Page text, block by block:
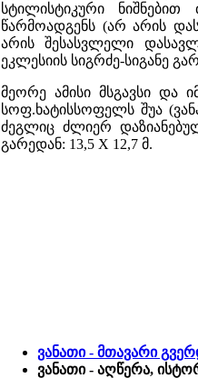
სტილისტიკური
წარმოადგენს (არ არის
არის შესასვლელი
ეკლესიის სიგრძე-სიგანე
მეორე ამისი მსგავსი და
სოფ.ხატისსოფელს შუა
ძეგლიც ძლიერ
გარედან: 13,5 X 12,7 მ.
ვანათი - მთავარი
ვანათი - აღწერა,